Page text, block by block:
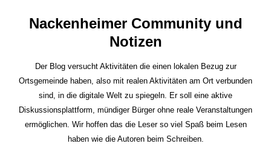
Nackenheimer Community und
Notizen
Der Blog versucht Aktivitäten die einen lokalen Bezug zur
Ortsgemeinde haben, also mit realen Aktivitäten am Ort verbunden
sind, in die digitale Welt zu spiegeln. Er soll eine aktive
Diskussionsplattform, mündiger Bürger ohne reale Veranstaltungen
ermöglichen. Wir hoffen das die Leser so viel Spaß beim Lesen
haben wie die Autoren beim Schreiben.